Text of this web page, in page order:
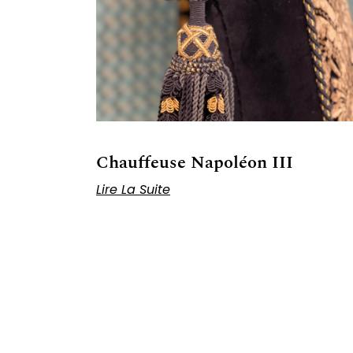
Chauffeuse Napoléon III
Lire La Suite